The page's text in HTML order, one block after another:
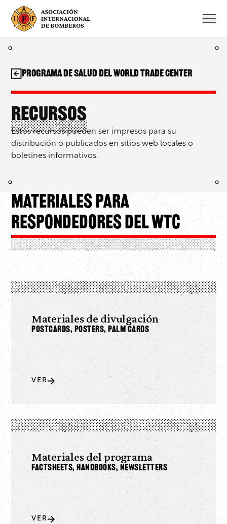
Saltar
contenido
Recursos
Estos recursos pueden ser impresos para su
distribución o publicados en sitios web locales o
boletines informativos.
Programa de salud del World Trade Center
Materiales para
respondedores del WTC
Materiales de divulgación
Postcards, Posters, Palm Cards
VER
Materiales del programa
Factsheets, Handbooks, Newsletters
VER